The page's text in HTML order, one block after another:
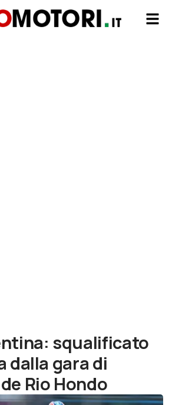
squalificato
dalla gara di
Rio Hondo